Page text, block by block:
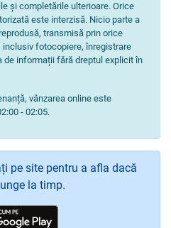
și completările ulterioare. Orice
este interzisă. Nicio parte a
transmisă prin orice
fotocopiere, înregistrare
de informații fără dreptul explicit în
vânzarea online este
- 02:05.
pe site pentru a afla dacă
la timp.